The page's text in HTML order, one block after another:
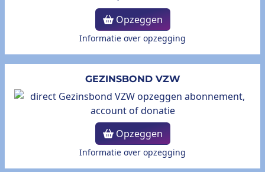
Opzeggen
Informatie over opzegging
GEZINSBOND VZW
Opzeggen
Informatie over opzegging